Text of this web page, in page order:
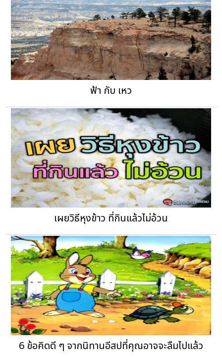
ฟ้า กับ เหว
เผยวิธีหุงข้าว ที่กินแล้วไม่อ้วน
6 ข้อคิดดี ๆ จากนิทานอีสปที่คุณอาจจะลืมไปแล้ว